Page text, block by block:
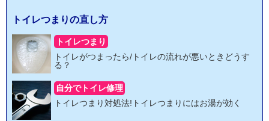
トイレつまりの直し方
トイレつまり
トイレがつまったら/トイレの流れが悪いときどうす
る？
自分でトイレ修理
トイレつまり対処法!トイレつまりにはお湯が効く